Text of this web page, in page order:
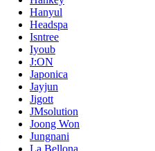
Hanyul
Headspa
Isntree
Iyoub
J:ON
Japonica
Jayjun
Jigott
JMsolution
Joong Won
Jungnani
La Bellona